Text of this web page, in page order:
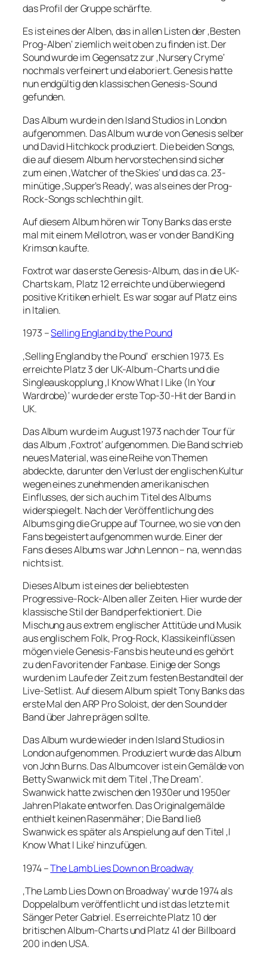
das Profil der Gruppe schärfte.
Es ist eines der Alben, das in allen Listen der ‚Besten
Prog-Alben‘ ziemlich weit oben zu finden ist. Der
Sound wurde im Gegensatz zur ‚Nursery Cryme‘
nochmals verfeinert und elaboriert. Genesis hatte
nun endgültig den klassischen Genesis-Sound
gefunden.
Das Album wurde in den Island Studios in London
aufgenommen. Das Album wurde von Genesis selber
und David Hitchkock produziert. Die beiden Songs,
die auf diesem Album hervorstechen sind sicher
zum einen ‚Watcher of the Skies‘ und das ca. 23-
minütige ‚Supper’s Ready‘, was als eines der Prog-
Rock-Songs schlechthin gilt.
Auf diesem Album hören wir Tony Banks das erste
mal mit einem Mellotron, was er von der Band King
Krimson kaufte.
Foxtrot war das erste Genesis-Album, das in die UK-
Charts kam, Platz 12 erreichte und überwiegend
positive Kritiken erhielt. Es war sogar auf Platz eins
in Italien.
1973 –Selling England by the Pound
‚Selling England by the Pound‘ erschien 1973. Es
erreichte Platz 3 der UK-Album-Charts und die
Singleauskopplung ‚I Know What I Like (In Your
Wardrobe)‘ wurde der erste Top-30-Hit der Band in
UK.
Das Album wurde im August 1973 nach der Tour für
das Album ‚Foxtrot‘ aufgenommen. Die Band schrieb
neues Material, was eine Reihe von Themen
abdeckte, darunter den Verlust der englischen Kultur
wegen eines zunehmenden amerikanischen
Einflusses, der sich auch im Titel des Albums
widerspiegelt. Nach der Veröffentlichung des
Albums ging die Gruppe auf Tournee, wo sie von den
Fans begeistert aufgenommen wurde. Einer der
Fans dieses Albums war John Lennon – na, wenn das
nichts ist.
Dieses Album ist eines der beliebtesten
Progressive-Rock-Alben aller Zeiten. Hier wurde der
klassische Stil der Band perfektioniert. Die
Mischung aus extrem englischer Attitüde und Musik
aus englischem Folk, Prog-Rock, Klassikeinflüssen
mögen viele Genesis-Fans bis heute und es gehört
zu den Favoriten der Fanbase. Einige der Songs
wurden im Laufe der Zeit zum festen Bestandteil der
Live-Setlist. Auf diesem Album spielt Tony Banks das
erste Mal den ARP Pro Soloist, der den Sound der
Band über Jahre prägen sollte.
Das Album wurde wieder in den Island Studios in
London aufgenommen. Produziert wurde das Album
von John Burns. Das Albumcover ist ein Gemälde von
Betty Swanwick mit dem Titel ‚The Dream‘.
Swanwick hatte zwischen den 1930er und 1950er
Jahren Plakate entworfen. Das Originalgemälde
enthielt keinen Rasenmäher; Die Band ließ
Swanwick es später als Anspielung auf den Titel ‚I
Know What I Like‘ hinzufügen.
1974 –The Lamb Lies Down on Broadway
‚The Lamb Lies Down on Broadway‘ wurde 1974 als
Doppelalbum veröffentlicht und ist das letzte mit
Sänger Peter Gabriel. Es erreichte Platz 10 der
britischen Album-Charts und Platz 41 der Billboard
200 in den USA.